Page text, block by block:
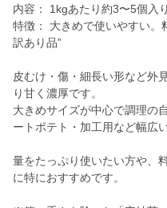
内容： 1kgあたり約3〜5個入り
特徴： 大きめで使いやすい。
訳あり品”
皮むけ・傷・細長い形など外
り甘く濃厚です。
大きめサイズが中心で調理の
ートポテト・加工用など幅広
量をたっぷり使いたい方や、
に特におすすめです。